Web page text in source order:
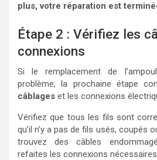
plus, votre réparation est
Étape 2 : Vérifiez les
connexions
Si le remplacement de
problème, la prochaine étape
câblages et les connexions
Vérifiez que tous les fils sont
qu’il n’y a pas de fils usés, coupés
trouvez des câbles
refaites les connexions nécessaires.